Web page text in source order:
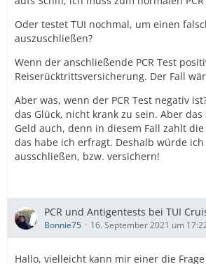
Oder testet TUI nochmal, um einen
auszuschließen?
Wenn der anschließende PCR Test
Reiserücktrittsversicherung. Der Fall
Aber was, wenn der PCR Test negativ
das Glück, nicht krank zu sein. Aber
Geld auch, denn in diesem Fall zahlt
das habe ich erfragt. Deshalb würde
ausschließen, bzw. versichern!
PCR und Antigentests bei TUI
Bonnie75 16. September 2021 um
Hallo, vielleicht kann mir einer die